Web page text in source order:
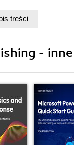
II
treści
-